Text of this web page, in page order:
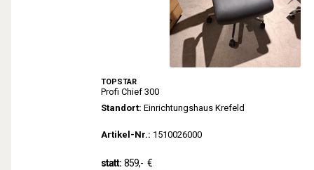
TOPSTAR
Profi Chief 300
Standort: Einrichtungshaus Krefeld
Artikel-Nr.: 1510026000
statt: 859,- €